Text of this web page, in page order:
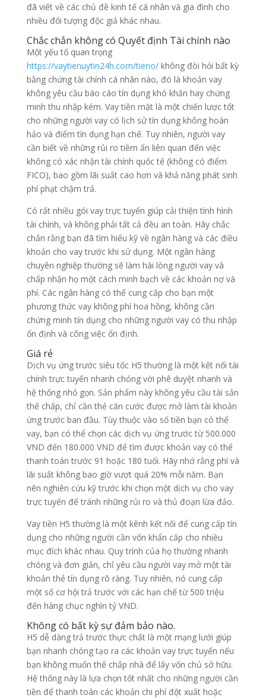
đã viết về các chủ đề kinh tế cá nhân và gia đình cho
nhiều đối tượng độc giả khác nhau.
Chắc chắn không có Quyết định Tài chính nào
Một yếu tố quan trọng
https://vaytienuytin24h.com/tieno/không đòi hỏi bất kỳ
bằng chứng tài chính cá nhân nào, đó là khoản vay
không yêu cầu báo cáo tín dụng khó khăn hay chứng
minh thu nhập kém. Vay tiền mặt là một chiến lược tốt
cho những người vay có lịch sử tín dụng không hoàn
hảo và điểm tín dụng hạn chế. Tuy nhiên, người vay
cần biết về những rủi ro tiềm ẩn liên quan đến việc
không có xác nhận tài chính quốc tế (không có điểm
FICO), bao gồm lãi suất cao hơn và khả năng phát sinh
phí phạt chậm trả.
Có rất nhiều gói vay trực tuyến giúp cải thiện tình hình
tài chính, và không phải tất cả đều an toàn. Hãy chắc
chắn rằng bạn đã tìm hiểu kỹ về ngân hàng và các điều
khoản cho vay trước khi sử dụng. Một ngân hàng
chuyên nghiệp thường sẽ làm hài lòng người vay và
chấp nhận họ một cách minh bạch về các khoản nợ và
phí. Các ngân hàng có thể cung cấp cho bạn một
phương thức vay không phí hoa hồng, không cần
chứng minh tín dụng cho những người vay có thu nhập
ổn định và công việc ổn định.
Giá rẻ
Dịch vụ ứng trước siêu tốc H5 thường là một kết nối tài
chính trực tuyến nhanh chóng với phê duyệt nhanh và
hệ thống nhỏ gọn. Sản phẩm này không yêu cầu tài sản
thế chấp, chỉ cần thẻ căn cước được mở làm tài khoản
ứng trước ban đầu. Tùy thuộc vào số tiền bạn có thể
vay, bạn có thể chọn các dịch vụ ứng trước từ 500.000
VND đến 180.000 VND để tìm được khoản vay có thể
thanh toán trước 91 hoặc 180 tuổi. Hãy nhớ rằng phí và
lãi suất không bao giờ vượt quá 20% mỗi năm. Bạn
nên nghiên cứu kỹ trước khi chọn một dịch vụ cho vay
trực tuyến để tránh những rủi ro và thủ đoạn lừa đảo.
Vay tiền H5 thường là một kênh kết nối để cung cấp tín
dụng cho những người cần vốn khẩn cấp cho nhiều
mục đích khác nhau. Quy trình của họ thường nhanh
chóng và đơn giản, chỉ yêu cầu người vay mở một tài
khoản thẻ tín dụng rõ ràng. Tuy nhiên, nó cung cấp
một số cơ hội trả trước với các hạn chế từ 500 triệu
đến hàng chục nghìn tỷ VND.
Không có bất kỳ sự đảm bảo nào.
H5 dễ dàng trả trước thực chất là một mạng lưới giúp
bạn nhanh chóng tạo ra các khoản vay trực tuyến nếu
bạn không muốn thế chấp nhà để lấy vốn chủ sở hữu.
Hệ thống này là lựa chọn tốt nhất cho những người cần
tiền để thanh toán các khoản chi phí đột xuất hoặc